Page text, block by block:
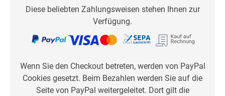
Diese beliebten Zahlungsweisen stehen Ihnen zur
Verfügung.
Wenn Sie den Checkout betreten, werden von PayPal
Cookies gesetzt. Beim Bezahlen werden Sie auf die
Seite von PayPal weitergeleitet. Dort gilt die